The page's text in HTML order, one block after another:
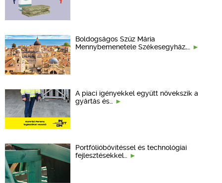
Boldogságos Szűz Mária
Mennybemenetele Székesegyház,…
A piaci igényekkel együtt növekszik a
gyártás és…
Portfólióbővítéssel és technológiai
fejlesztésekkel…